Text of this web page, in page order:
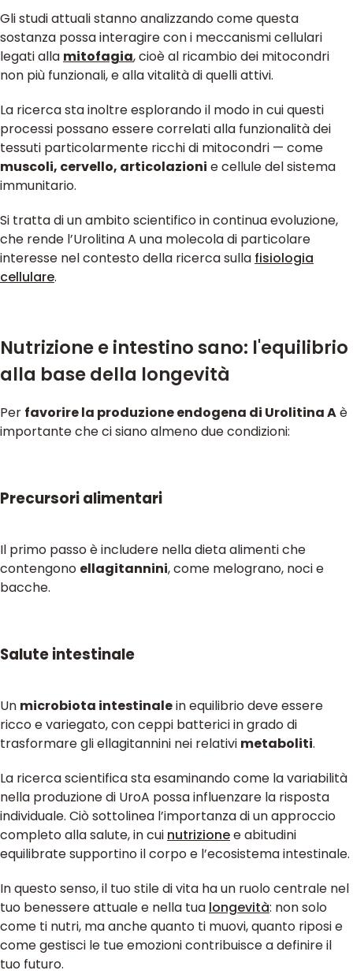
Gli studi attuali stanno analizzando come questa
sostanza possa interagire con i meccanismi cellulari
legati alla mitofagia, cioè al ricambio dei mitocondri
non più funzionali, e alla vitalità di quelli attivi.
La ricerca sta inoltre esplorando il modo in cui questi
processi possano essere correlati alla funzionalità dei
tessuti particolarmente ricchi di mitocondri — come
muscoli, cervello, articolazioni e cellule del sistema
immunitario.
Si tratta di un ambito scientifico in continua evoluzione,
che rende l’Urolitina A una molecola di particolare
interesse nel contesto della ricerca sulla fisiologia
cellulare.
Nutrizione e intestino sano: l'equilibrio
alla base della longevità
Per favorire la produzione endogena di Urolitina Aè
importante che ci siano almeno due condizioni:
Precursori alimentari
Il primo passo è includere nella dieta alimenti che
contengono ellagitannini, come melograno, noci e
bacche.
Salute intestinale
Un microbiota intestinalein equilibrio deve essere
ricco e variegato, con ceppi batterici in grado di
trasformare gli ellagitannini nei relativi metaboliti.
La ricerca scientifica sta esaminando come la variabilità
nella produzione di UroA possa influenzare la risposta
individuale. Ciò sottolinea l’importanza di un approccio
completo alla salute, in cui nutrizionee abitudini
equilibrate supportino il corpo e l’ecosistema intestinale.
In questo senso, il tuo stile di vita ha un ruolo centrale nel
tuo benessere attuale e nella tua longevità: non solo
come ti nutri, ma anche quanto ti muovi, quanto riposi e
come gestisci le tue emozioni contribuisce a definire il
tuo futuro.